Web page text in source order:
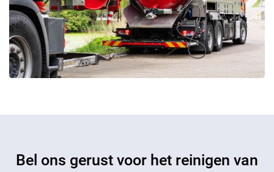
Bel ons gerust voor het reinigen van